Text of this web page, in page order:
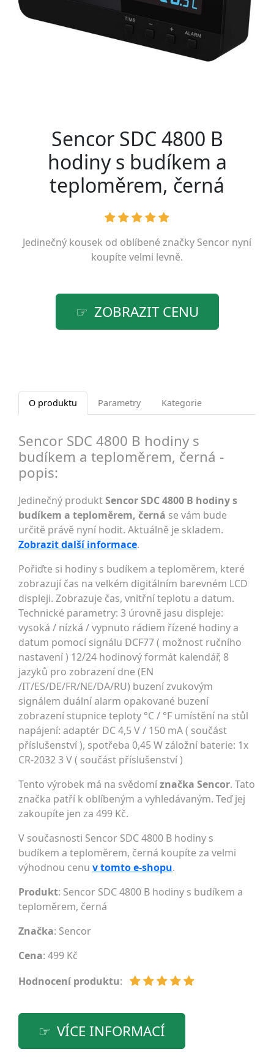
Sencor SDC 4800 B
hodiny s budíkem a
teploměrem, černá
Jedinečný kousek od oblíbené značky Sencor nyní
koupíte velmi levně.
ZOBRAZIT CENU
O produktu Parametry Kategorie
Sencor SDC 4800 B hodiny s
budíkem a teploměrem, černá -
popis:
Jedinečný produktSencor SDC 4800 B hodiny s
budíkem a teploměrem, černá se vám bude
určitě právě nyní hodit. Aktuálně je skladem.
Zobrazit další informace.
Pořiďte si hodiny s budíkem a teploměrem, které
zobrazují čas na velkém digitálním barevném LCD
displeji. Zobrazuje čas, vnitřní teplotu a datum.
Technické parametry: 3 úrovně jasu displeje:
vysoká / nízká / vypnuto rádiem řízené hodiny a
datum pomocí signálu DCF77 ( možnost ručního
nastavení ) 12/24 hodinový formát kalendář, 8
jazyků pro zobrazení dne (EN
/IT/ES/DE/FR/NE/DA/RU) buzení zvukovým
signálem duální alarm opakované buzení
zobrazení stupnice teploty °C / °F umístění na stůl
napájení: adaptér DC 4,5 V / 150 mA ( součást
příslušenství ), spotřeba 0,45 W záložní baterie: 1x
CR-2032 3 V ( součást příslušenství )
Tento výrobek má na svědomíznačka Sencor. Tato
značka patří k oblíbeným a vyhledávaným. Teď jej
zakoupíte jen za 499 Kč.
V současnosti Sencor SDC 4800 B hodiny s
budíkem a teploměrem, černá koupíte za velmi
výhodnou cenu v tomto e-shopu.
Produkt: Sencor SDC 4800 B hodiny s budíkem a
teploměrem, černá
Značka: Sencor
Cena: 499 Kč
Hodnocení produktu:
VÍCE INFORMACÍ